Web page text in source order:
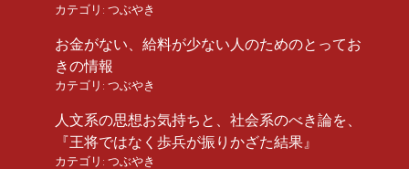
カテゴリ: つぶやき
お金がない、給料が少ない人のためのとってお
きの情報
カテゴリ: つぶやき
人文系の思想お気持ちと、社会系のべき論を、
『王将ではなく歩兵が振りかざた結果』
カテゴリ: つぶやき